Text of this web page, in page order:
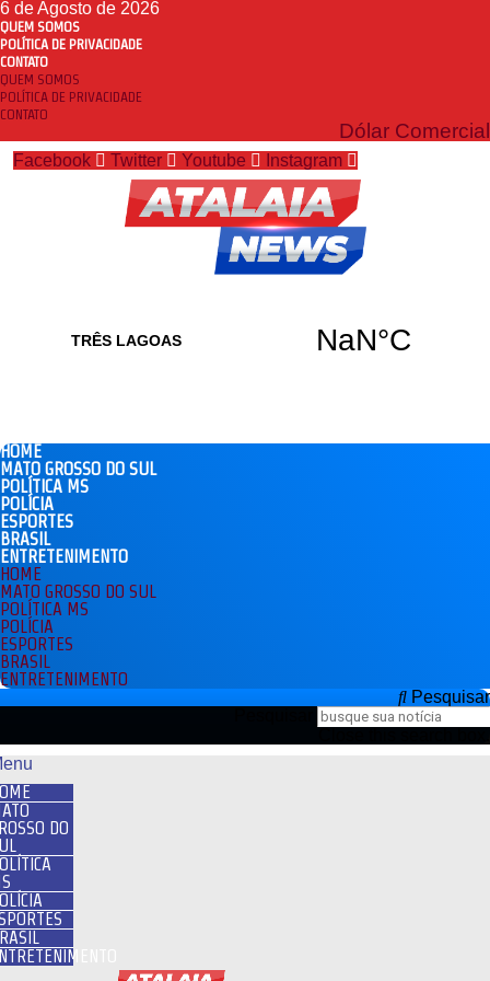
6 de Agosto de 2026
QUEM SOMOS
POLÍTICA DE PRIVACIDADE
CONTATO
QUEM SOMOS
POLÍTICA DE PRIVACIDADE
CONTATO
Dólar Comercial
Facebook Twitter Youtube Instagram
HOME
MATO GROSSO DO SUL
POLÍTICA MS
POLÍCIA
ESPORTES
BRASIL
ENTRETENIMENTO
HOME
MATO GROSSO DO SUL
POLÍTICA MS
POLÍCIA
ESPORTES
BRASIL
ENTRETENIMENTO
Pesquisar
DO